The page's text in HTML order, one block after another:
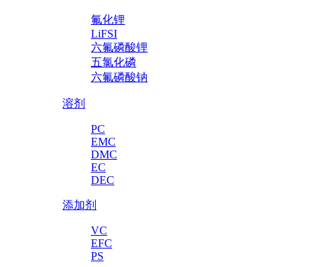
氟化锂
LiFSI
六氟磷酸锂
五氯化磷
六氟磷酸钠
溶剂
PC
EMC
DMC
EC
DEC
添加剂
VC
EFC
PS